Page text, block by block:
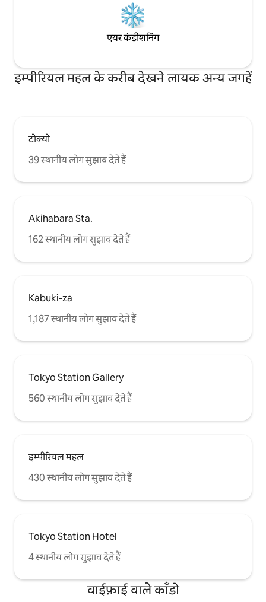
एयर कंडीशनिंग
इम्पीरियल महल के करीब देखने लायक अन्य जगहें
टोक्यो
39 स्थानीय लोग सुझाव देते हैं
Akihabara Sta.
162 स्थानीय लोग सुझाव देते हैं
Kabuki-za
1,187 स्थानीय लोग सुझाव देते हैं
Tokyo Station Gallery
560 स्थानीय लोग सुझाव देते हैं
इम्पीरियल महल
430 स्थानीय लोग सुझाव देते हैं
Tokyo Station Hotel
4 स्थानीय लोग सुझाव देते हैं
वाईफ़ाई वाले काँडो